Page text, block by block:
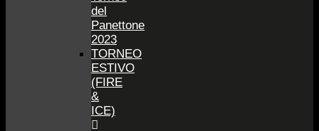
del
Panettone
2023
TORNEO
ESTIVO
(FIRE
&
ICE)